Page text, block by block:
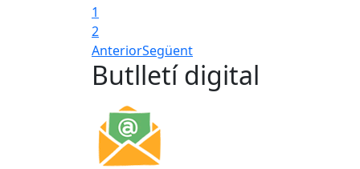
1
2
AnteriorSegüent
Butlletí digital